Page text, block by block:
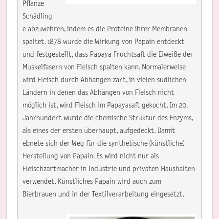
Pflanze
Schädling
e abzuwehren, indem es die Proteine ihrer Membranen
spaltet. 1878 wurde die Wirkung von Papain entdeckt
und festgestellt, dass Papaya Fruchtsaft die Eiweiße der
Muskelfasern von Fleisch spalten kann. Normalerweise
wird Fleisch durch Abhängen zart, in vielen südlichen
Ländern in denen das Abhängen von Fleisch nicht
möglich ist, wird Fleisch im Papayasaft gekocht. Im 20.
Jahrhundert wurde die chemische Struktur des Enzyms,
als eines der ersten überhaupt, aufgedeckt. Damit
ebnete sich der Weg für die synthetische (künstliche)
Herstellung von Papain. Es wird nicht nur als
Fleischzartmacher in Industrie und privaten Haushalten
verwendet. Künstliches Papain wird auch zum
Bierbrauen und in der Textilverarbeitung eingesetzt.